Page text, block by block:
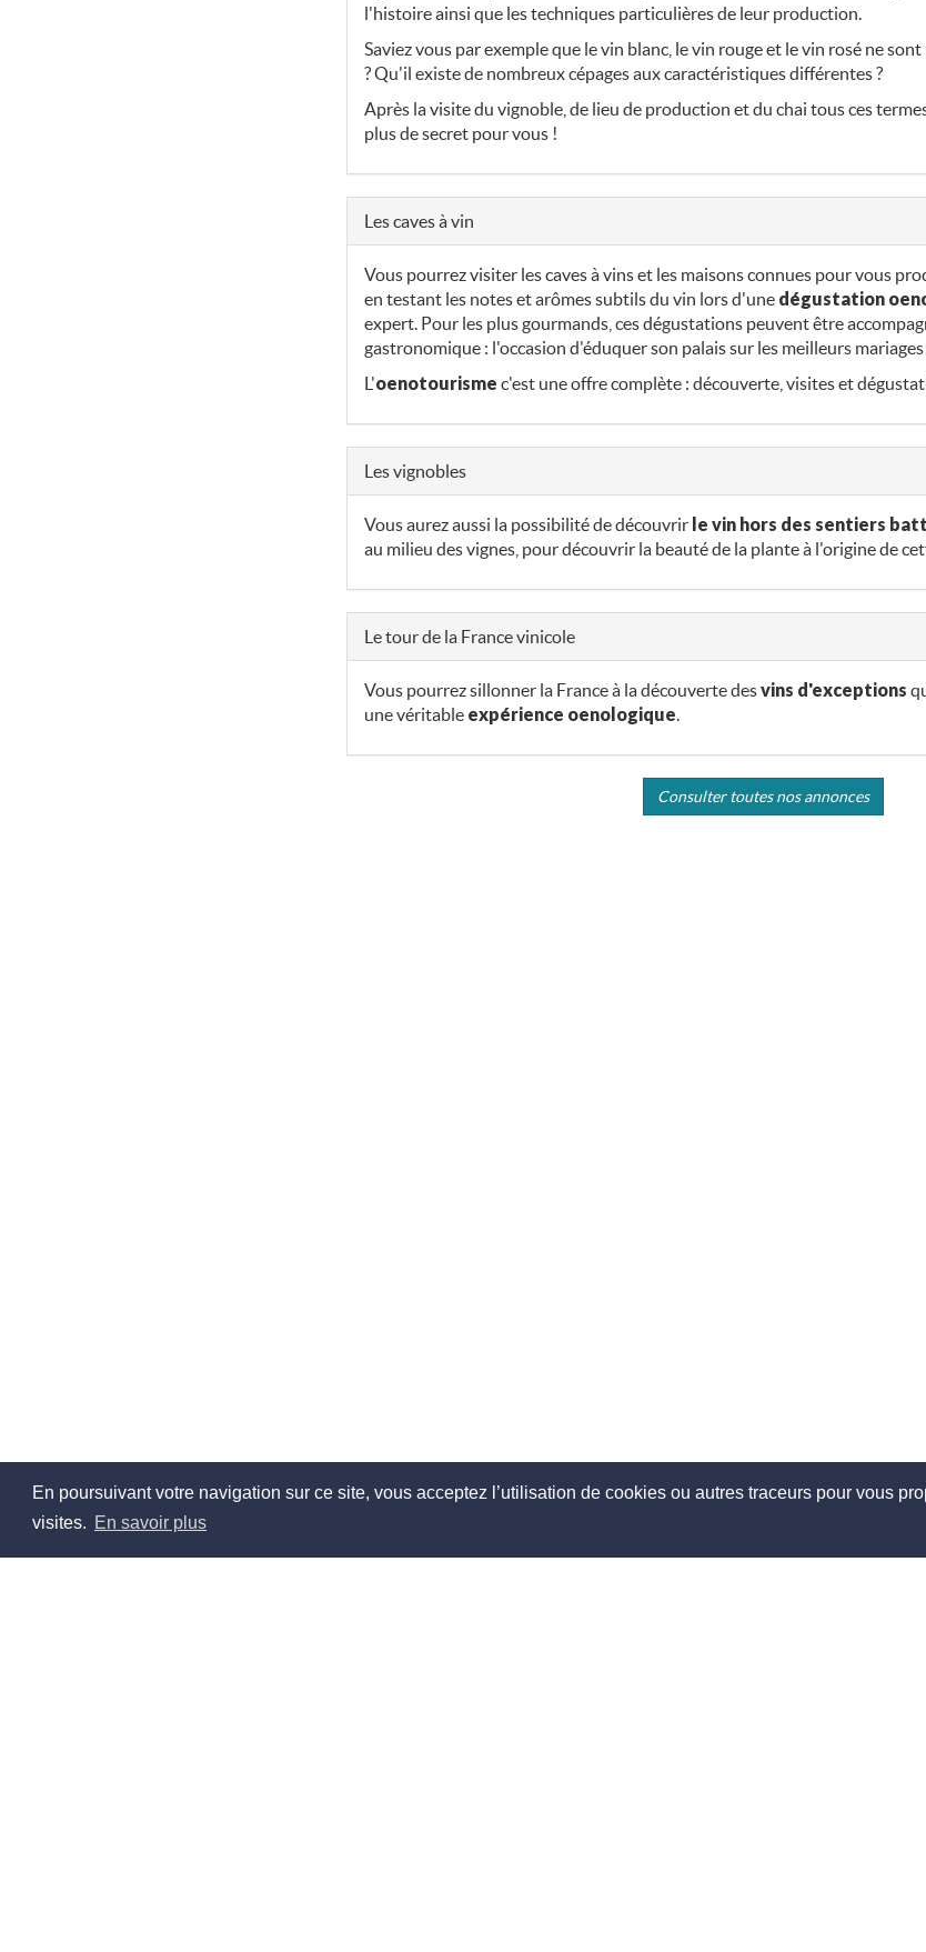
En poursuivant votre navigation sur ce site, vous acceptez l’utilisation de cookies ou autres traceurs pour vous
visites. En savoir plus
l'histoire ainsi que les techniques particulières de leur production.
Saviez vous par exemple que le vin blanc, le vin rouge et le vin rosé ne
? Qu'il existe de nombreux cépages aux caractéristiques différentes ?
Après la visite du vignoble, de lieu de production et du chai tous ces
plus de secret pour vous !
Les caves à vin
Vous pourrez visiter les caves à vins et les maisons connues pour vous
en testant les notes et arômes subtils du vin lors d'une dégustation
expert. Pour les plus gourmands, ces dégustations peuvent être
gastronomique : l'occasion d'éduquer son palais sur les meilleurs
L'oenotourisme c'est une offre complète : découverte, visites et
Les vignobles
Vous aurez aussi la possibilité de découvrir le vin hors des sentiers
au milieu des vignes, pour découvrir la beauté de la plante à l'origine de
Le tour de la France vinicole
Vous pourrez sillonner la France à la découverte desvins d'exceptions
une véritable expérience oenologique.
Consulter toutes nos annonces